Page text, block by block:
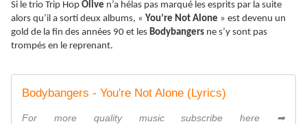
Si le trio Trip Hop Olive n’a hélas pas marqué les esprits par la suite
alors qu’il a sorti deux albums, « You’re Not Alone » est devenu un
gold de la fin des années 90 et les Bodybangers ne s’y sont pas
trompés en le reprenant.
Bodybangers - You're Not Alone (Lyrics)
For more quality music subscribe here ➡